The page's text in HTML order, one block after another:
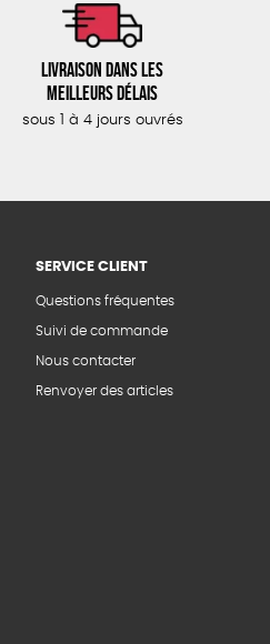
Livraison dans les
meilleurs délais
sous 1 à 4 jours ouvrés
SERVICE CLIENT
Questions fréquentes
Suivi de commande
Nous contacter
Renvoyer des articles